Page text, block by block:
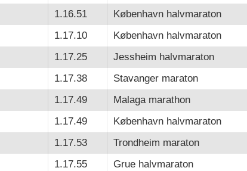
1.16.51 København halvmaraton
1.17.10 København halvmaraton
1.17.25 Jessheim halvmaraton
1.17.38 Stavanger maraton
1.17.49 Malaga marathon
1.17.49 København halvmaraton
1.17.53 Trondheim maraton
1.17.55 Grue halvmaraton